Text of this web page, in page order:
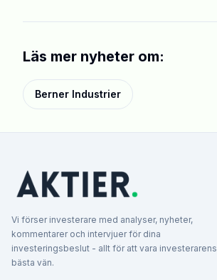
Läs mer nyheter om:
Berner Industrier
Vi förser investerare med analyser, nyheter,
kommentarer och intervjuer för dina
investeringsbeslut - allt för att vara investerarens
bästa vän.